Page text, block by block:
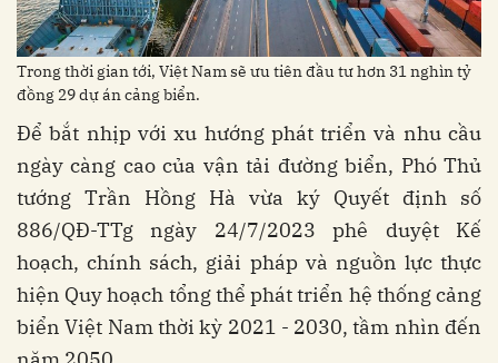
Trong thời gian tới, Việt Nam sẽ ưu tiên đầu tư hơn 31 nghìn tỷ
đồng 29 dự án cảng biển.
Để bắt nhịp với xu hướng phát triển và nhu cầu
ngày càng cao của vận tải đường biển, Phó Thủ
tướng Trần Hồng Hà vừa ký Quyết định số
886/QĐ-TTg ngày 24/7/2023 phê duyệt Kế
hoạch, chính sách, giải pháp và nguồn lực thực
hiện Quy hoạch tổng thể phát triển hệ thống cảng
biển Việt Nam thời kỳ 2021 - 2030, tầm nhìn đến